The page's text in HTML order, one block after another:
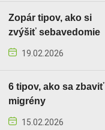
Zopár tipov, ako si
zvýšiť sebavedomie
19.02.2026
6 tipov, ako sa zbaviť
migrény
15.02.2026